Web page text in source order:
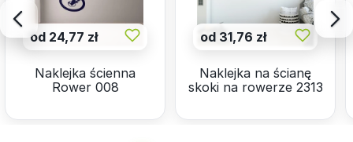
od 24,77 zł
Naklejka ścienna
Rower 008
od 31,76 zł
Naklejka na ścianę
skoki na rowerze 2313